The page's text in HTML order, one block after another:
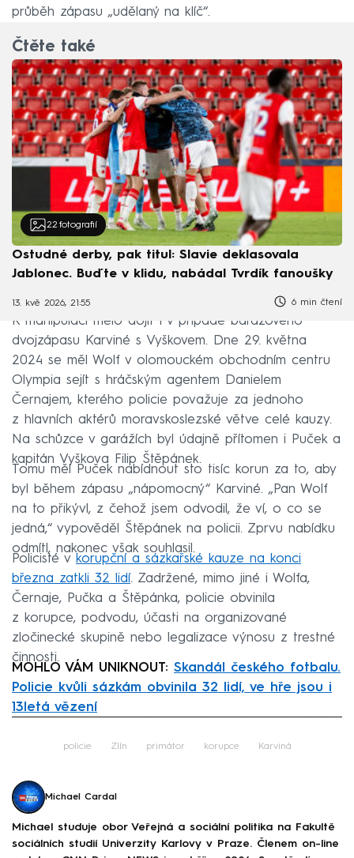
průběh zápasu „udělaný na klíč“.
Čtěte také
22 fotografií
Ostudné derby, pak titul: Slavie deklasovala
Jablonec. Buďte v klidu, nabádal Tvrdík fanoušky
13. kvě 2026, 21:55 6 min čtení
K manipulaci mělo dojít i v případě barážového
dvojzápasu Karviné s Vyškovem. Dne 29. května
2024 se měl Wolf v olomouckém obchodním centru
Olympia sejít s hráčským agentem Danielem
Černajem, kterého policie považuje za jednoho
z hlavních aktérů moravskoslezské větve celé kauzy.
Na schůzce v garážích byl údajně přítomen i Puček a
kapitán Vyškova Filip Štěpánek.
Tomu měl Puček nabídnout sto tisíc korun za to, aby
byl během zápasu „nápomocný“ Karviné. „Pan Wolf
na to přikývl, z čehož jsem odvodil, že ví, o co se
jedná,“ vypověděl Štěpánek na policii. Zprvu nabídku
odmítl, nakonec však souhlasil.
Policisté v korupční a sázkařské kauze na konci
března zatkli 32 lidí. Zadržené, mimo jiné i Wolfa,
Černaje, Pučka a Štěpánka, policie obvinila
z korupce, podvodu, účasti na organizované
zločinecké skupině nebo legalizace výnosu z trestné
činnosti.
MOHLO VÁM UNIKNOUT: Skandál českého fotbalu.
Policie kvůli sázkám obvinila 32 lidí, ve hře jsou i
13letá vězení
policie Zlín primátor korupce Karviná
Michael Cardal
Michael studuje obor Veřejná a sociální politika na Fakultě
sociálních studií Univerzity Karlovy v Praze. Členem on-line